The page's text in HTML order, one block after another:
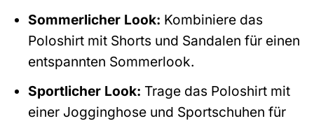
Sommerlicher Look: Kombiniere das
Poloshirt mit Shorts und Sandalen für einen
entspannten Sommerlook.
Sportlicher Look: Trage das Poloshirt mit
einer Jogginghose und Sportschuhen für